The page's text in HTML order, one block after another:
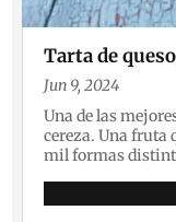
Tarta de
Jun 9, 2024
Una de las
cereza. Una fruta
mil formas